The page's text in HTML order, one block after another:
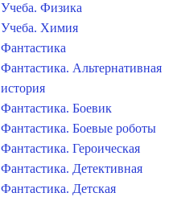
Учеба. Физика
Учеба. Химия
Фантастика
Фантастика. Альтернативная
история
Фантастика. Боевик
Фантастика. Боевые роботы
Фантастика. Героическая
Фантастика. Детективная
Фантастика. Детская